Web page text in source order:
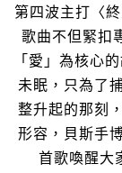
第四波主打〈
歌曲不但緊扣
「愛」為核心
未眠，只為了
整升起的那刻
形容，貝斯手
首歌喚醒大